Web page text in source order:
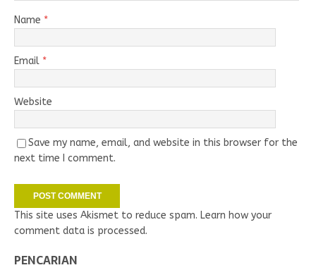
Name *
Email *
Website
Save my name, email, and website in this browser for the
next time I comment.
This site uses Akismet to reduce spam. Learn how your
comment data is processed.
PENCARIAN